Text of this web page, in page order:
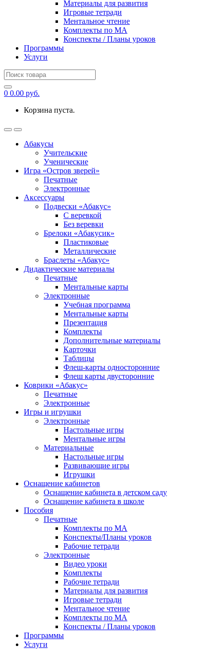
Материалы для развития
Игровые тетради
Ментальное чтение
Комплекты по МА
Конспекты / Планы уроков
Программы
Услуги
Search
for:
0 0.00 руб.
Корзина пуста.
Абакусы
Учительские
Ученические
Игра «Остров зверей»
Печатные
Электронные
Аксессуары
Подвески «Абакус»
С веревкой
Без веревки
Брелоки «Абакусик»
Пластиковые
Металлические
Браслеты «Абакус»
Дидактические материалы
Печатные
Ментальные карты
Электронные
Учебная программа
Ментальные карты
Презентация
Комплекты
Дополнительные материалы
Карточки
Таблицы
Флеш-карты односторонние
Флеш карты двусторонние
Коврики «Абакус»
Печатные
Электронные
Игры и игрушки
Электронные
Настольные игры
Ментальные игры
Материальные
Настольные игры
Развивающие игры
Игрушки
Оснащение кабинетов
Оснащение кабинета в детском саду
Оснащение кабинета в школе
Пособия
Печатные
Комплекты по МА
Конспекты/Планы уроков
Рабочие тетради
Электронные
Видео уроки
Комплекты
Рабочие тетради
Материалы для развития
Игровые тетради
Ментальное чтение
Комплекты по МА
Конспекты / Планы уроков
Программы
Услуги